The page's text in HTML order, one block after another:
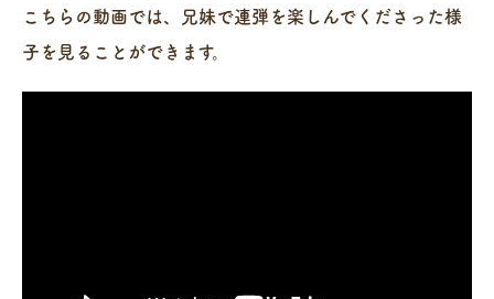
こちらの動画では、兄妹で連弾を楽しんでくださった様
子を見ることができます。